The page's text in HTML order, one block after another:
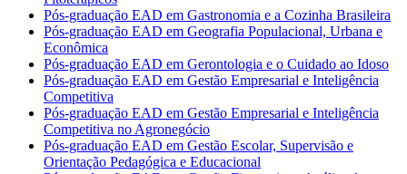
Pós-graduação EAD em Gastronomia e a Cozinha Brasileira
Pós-graduação EAD em Geografia Populacional, Urbana e
Econômica
Pós-graduação EAD em Gerontologia e o Cuidado ao Idoso
Pós-graduação EAD em Gestão Empresarial e Inteligência
Competitiva
Pós-graduação EAD em Gestão Empresarial e Inteligência
Competitiva no Agronegócio
Pós-graduação EAD em Gestão Escolar, Supervisão e
Orientação Pedagógica e Educacional